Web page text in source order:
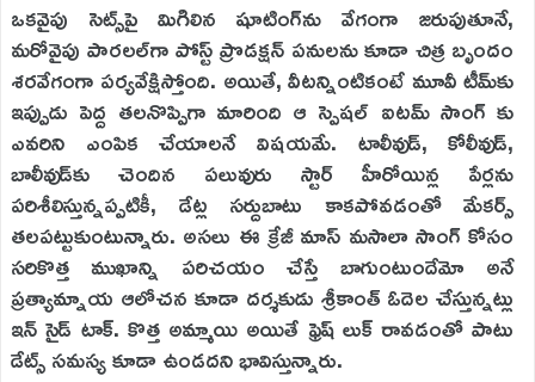
ఒకవైపు సెట్స్‌పై మిగిలిన షూటింగ్‌ను వేగంగా జరుపుతూనే,
మరోవైపు పారలల్‌గా పోస్ట్ ప్రొడక్షన్ పనులను కూడా చిత్ర బృందం
శరవేగంగా పర్యవేక్షిస్తోంది. అయితే, వీటన్నింటికంటే మూవీ టీమ్‌కు
ఇప్పుడు పెద్ద తలనొప్పిగా మారింది ఆ స్పెషల్ ఐటమ్ సాంగ్ కు
ఎవరిని ఎంపిక చేయాలనే విషయమే. టాలీవుడ్, కోలీవుడ్,
బాలీవుడ్‌కు చెందిన పలువురు స్టార్ హీరోయిన్ల పేర్లను
పరిశీలిస్తున్నప్పటికీ, డేట్ల సర్దుబాటు కాకపోవడంతో మేకర్స్
తలపట్టుకుంటున్నారు. అసలు ఈ క్రేజీ మాస్ మసాలా సాంగ్ కోసం
సరికొత్త ముఖాన్ని పరిచయం చేస్తే బాగుంటుందేమో అనే
ప్రత్యామ్నాయ ఆలోచన కూడా దర్శకుడు శ్రీకాంత్ ఓదెల చేస్తున్నట్లు
ఇన్ సైడ్ టాక్. కొత్త అమ్మాయి అయితే ఫ్రెష్ లుక్ రావడంతో పాటు
డేట్స్ సమస్య కూడా ఉండదని భావిస్తున్నారు.